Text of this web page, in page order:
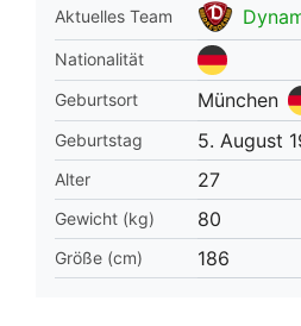
Aktuelles Team
Nationalität
Geburtsort
München
Geburtstag 5. August
Alter 27
Gewicht (kg) 80
Größe (cm) 186